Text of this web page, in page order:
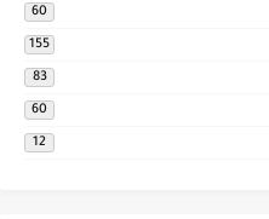
60
155
83
60
12